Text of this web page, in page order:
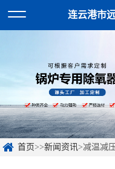
连云港市
首页>>新闻资讯>减温减